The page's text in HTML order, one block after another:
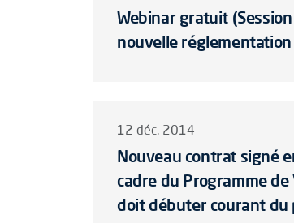
Webinar gratuit
nouvelle réglementation
12 déc. 2014
Nouveau contrat signé
cadre du Programme
doit débuter courant